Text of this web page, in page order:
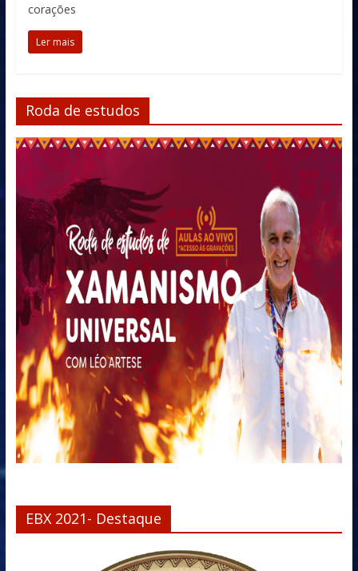
corações
Ler mais
Roda de estudos
EBX 2021- Destaque